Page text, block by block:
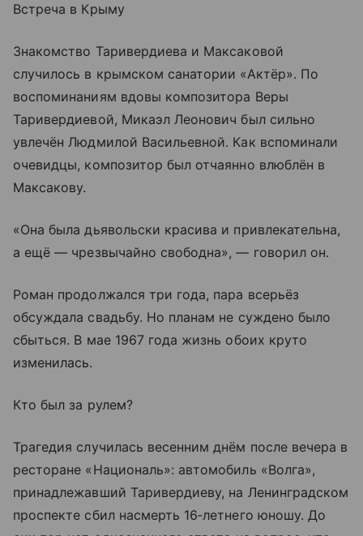
Встреча в Крыму
Знакомство Таривердиева и Максаковой
случилось в крымском санатории «Актёр». По
воспоминаниям вдовы композитора Веры
Таривердиевой, Микаэл Леонович был сильно
увлечён Людмилой Васильевной. Как вспоминали
очевидцы, композитор был отчаянно влюблён в
Максакову.
«Она была дьявольски красива и привлекательна,
а ещё — чрезвычайно свободна», — говорил он.
Роман продолжался три года, пара всерьёз
обсуждала свадьбу. Но планам не суждено было
сбыться. В мае 1967 года жизнь обоих круто
изменилась.
Кто был за рулем?
Трагедия случилась весенним днём после вечера в
ресторане «Националь»: автомобиль «Волга»,
принадлежавший Таривердиеву, на Ленинградском
проспекте сбил насмерть 16‑летнего юношу. До